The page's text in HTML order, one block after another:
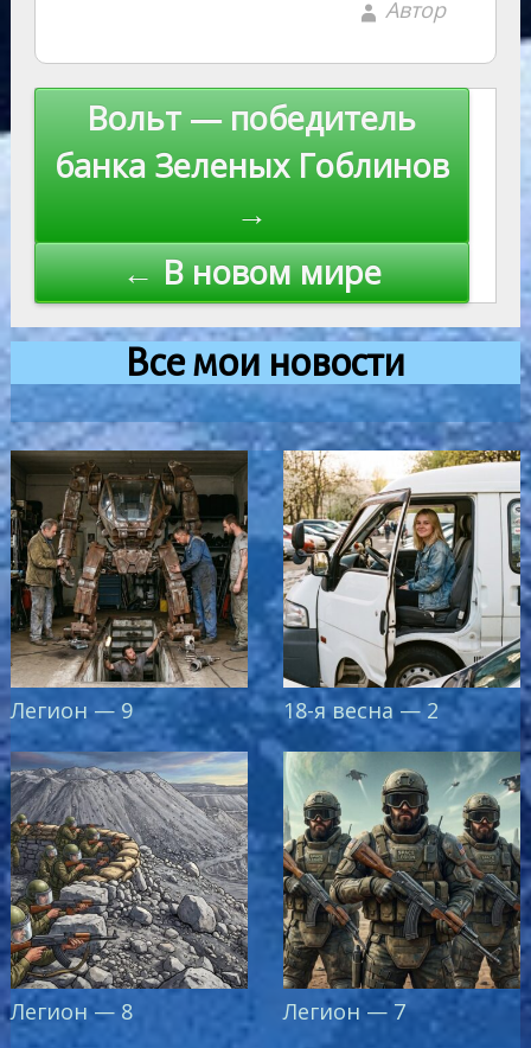
Автор
Навигация
записям
Вольт — победитель
банка Зеленых Гоблинов
→
← В новом мире
Все мои новости
Легион — 9 18-я весна — 2
Легион — 8 Легион — 7